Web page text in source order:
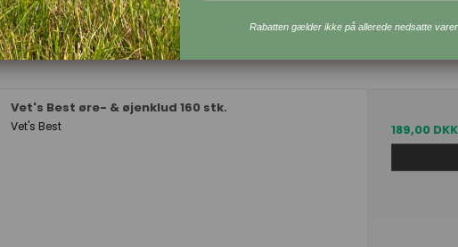
Vet's Best øre- & øjenklud 160 stk.
Vet's Best 189,00 DKK
Rabatten gælder ikke på allerede nedsatte varer